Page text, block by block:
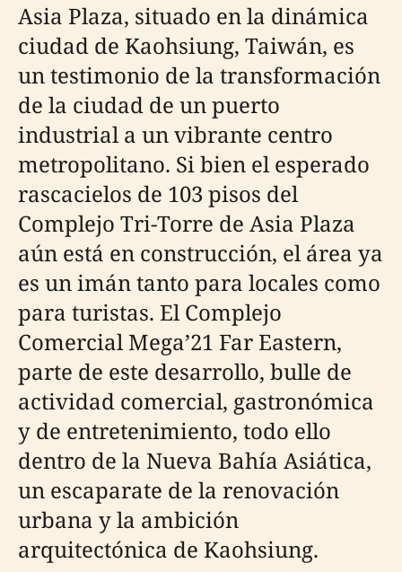
Asia Plaza, situado en la dinámica
ciudad de Kaohsiung, Taiwán, es
un testimonio de la transformación
de la ciudad de un puerto
industrial a un vibrante centro
metropolitano. Si bien el esperado
rascacielos de 103 pisos del
Complejo Tri-Torre de Asia Plaza
aún está en construcción, el área ya
es un imán tanto para locales como
para turistas. El Complejo
Comercial Mega’21 Far Eastern,
parte de este desarrollo, bulle de
actividad comercial, gastronómica
y de entretenimiento, todo ello
dentro de la Nueva Bahía Asiática,
un escaparate de la renovación
urbana y la ambición
arquitectónica de Kaohsiung.